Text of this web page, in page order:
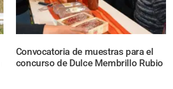
Convocatoria de muestras para el
concurso de Dulce Membrillo Rubio